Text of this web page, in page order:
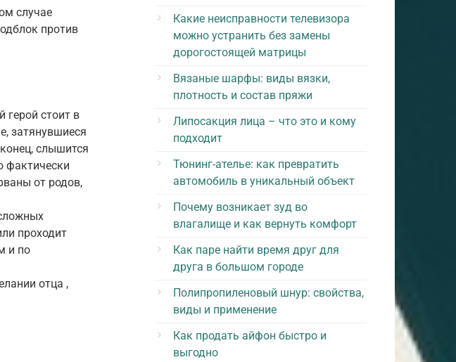
случае
против
герой стоит в
затянувшиеся
слышится
фактически
от родов,
проходит
и по
отца ,
Какие неисправности телевизора
можно устранить без замены
дорогостоящей матрицы
Вязаные шарфы: виды вязки,
плотность и состав пряжи
Липосакция лица – что это и кому
подходит
Тюнинг-ателье: как превратить
автомобиль в уникальный объект
Почему возникает зуд во
влагалище и как вернуть комфорт
Как паре найти время друг для
друга в большом городе
Полипропиленовый шнур: свойства,
виды и применение
Как продать айфон быстро и
выгодно